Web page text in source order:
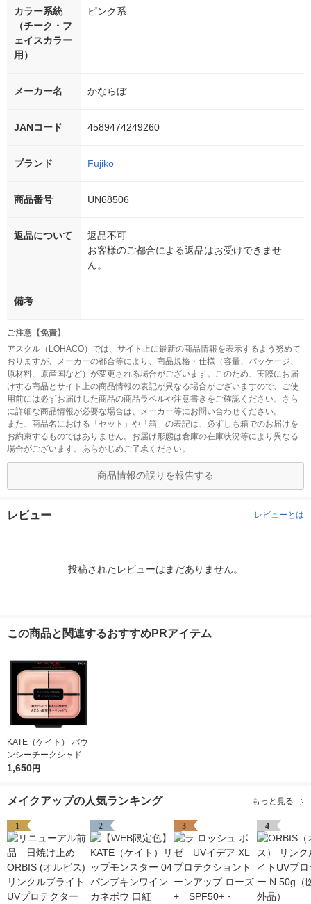
カラー系統
（チーク・フ
ェイスカラー
用）
ピンク系
メーカー名 かならぼ
JANコード 4589474249260
ブランド Fujiko
商品番号 UN68506
返品について
返品不可
お客様のご都合による返品はお受けできませ
ん。
備考
ご注意【免責】
アスクル（LOHACO）では、サイト上に最新の商品情報を表示するよう努めて
おりますが、メーカーの都合等により、商品規格・仕様（容量、パッケージ、
原材料、原産国など）が変更される場合がございます。このため、実際にお届
けする商品とサイト上の商品情報の表記が異なる場合がございますので、ご使
用前には必ずお届けした商品の商品ラベルや注意書きをご確認ください。さら
に詳細な商品情報が必要な場合は、メーカー等にお問い合わせください。
また、商品名における「セット」や「箱」の表記は、必ずしも箱でのお届けを
お約束するものではありません。お届け形態は倉庫の在庫状況等により異なる
場合がございます。あらかじめご了承ください。
商品情報の誤りを報告する
レビュー レビューとは
投稿されたレビューはまだありません。
この商品と関連するおすすめPRアイテム
KATE（ケイト） バウ
ンシーチークシャドウ
ＰＫー1 Kanebo（カ
1,650円
メイクアップの人気ランキング もっと見る
1 2 3 4